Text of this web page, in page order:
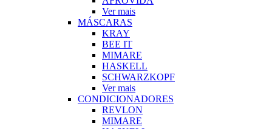
Ver mais
MÁSCARAS
KRAY
BEE IT
MIMARE
HASKELL
SCHWARZKOPF
Ver mais
CONDICIONADORES
REVLON
MIMARE